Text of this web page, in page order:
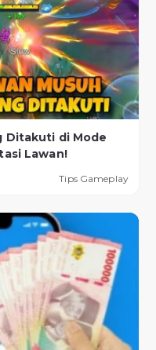
Ditakuti di Mode
Lawan!
Tips Gameplay